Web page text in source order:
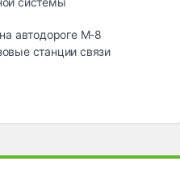
автодороге М-8
станции связи